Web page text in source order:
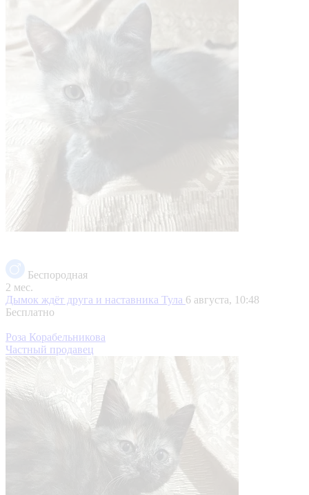
Беспородная
2 мес.
Дымок ждёт друга и наставника Тула 6 августа, 10:48
Бесплатно
Роза Корабельникова
Частный продавец